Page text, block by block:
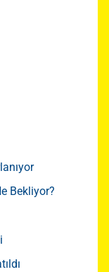
Bekliyor?